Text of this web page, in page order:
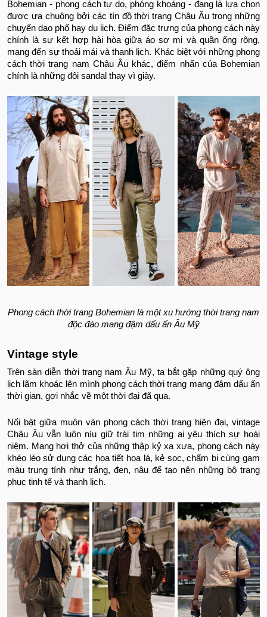
Bohemian - phong cách tự do, phóng khoáng - đang là lựa chọn
được ưa chuộng bởi các tín đồ thời trang Châu Âu trong những
chuyến dạo phố hay du lịch. Điểm đặc trưng của phong cách này
chính là sự kết hợp hài hòa giữa áo sơ mi và quần ống rộng,
mang đến sự thoải mái và thanh lịch. Khác biệt với những phong
cách thời trang nam Châu Âu khác, điểm nhấn của Bohemian
chính là những đôi sandal thay vì giày.
Phong cách thời trang Bohemian là một xu hướng thời trang nam
độc đáo mang đậm dấu ấn Âu Mỹ
Vintage style
Trên sàn diễn thời trang nam Âu Mỹ, ta bắt gặp những quý ông
lịch lãm khoác lên mình phong cách thời trang mang đậm dấu ấn
thời gian, gợi nhắc về một thời đại đã qua.
Nổi bật giữa muôn vàn phong cách thời trang hiện đại, vintage
Châu Âu vẫn luôn níu giữ trái tim những ai yêu thích sự hoài
niệm. Mang hơi thở của những thập kỷ xa xưa, phong cách này
khéo léo sử dụng các họa tiết hoa lá, kẻ sọc, chấm bi cùng gam
màu trung tính như trắng, đen, nâu để tạo nên những bộ trang
phục tinh tế và thanh lịch.